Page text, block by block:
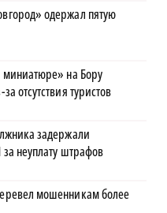
одержал пятую
на Бору
отсутствия туристов
задержали
неуплату штрафов
мошенникам более